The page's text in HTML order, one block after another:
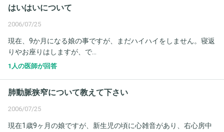
はいはいについて
2006/07/25
現在、9か月になる娘の事ですが、まだハイハイをしません。寝返
りやお座りはしますが、で...
1人の医師が回答
肺動脈狭窄について教えて下さい
2006/07/25
現在1歳9ヶ月の娘ですが、新生児の頃に心雑音があり、右心房中